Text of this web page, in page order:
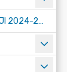
WYBORY ŁAWNIKÓW KADENCJI 2024-2027